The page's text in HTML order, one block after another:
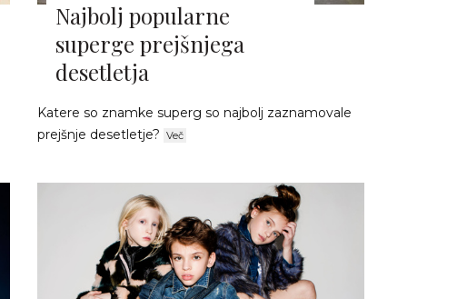
Najbolj popularne
superge prejšnjega
desetletja
Katere so znamke superg so najbolj zaznamovale
prejšnje desetletje? Več